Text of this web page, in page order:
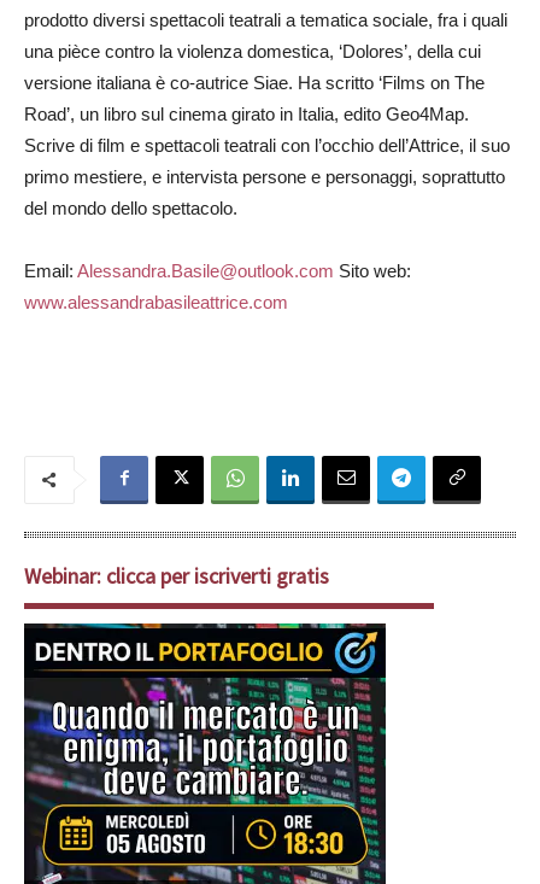
prodotto diversi spettacoli teatrali a tematica sociale, fra i quali
una pièce contro la violenza domestica, ‘Dolores’, della cui
versione italiana è co-autrice Siae. Ha scritto ‘Films on The
Road’, un libro sul cinema girato in Italia, edito Geo4Map.
Scrive di film e spettacoli teatrali con l’occhio dell’Attrice, il suo
primo mestiere, e intervista persone e personaggi, soprattutto
del mondo dello spettacolo.
Email: Alessandra.Basile@outlook.com Sito web:
www.alessandrabasileattrice.com
Webinar: clicca per iscriverti gratis